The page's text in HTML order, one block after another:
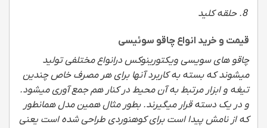
حلقه کلید
قیمت و خرید انواع چاقو سوئیسی
چاقو های سویسی ویکتورینوکس درانواع مختلفی تولید
میشوند که بسته به کاربرد آنها برای هر مصرف خاص چندین
تیغه و ابزار مرتبط به آن محیط در کنار هم جمع آوری میشود.
و در یک دسته قرار میگیرند. بطور مثال همین مدل همانطور
که از نامش پیدا است برای کوهنوردی طراحی شده است یعنی